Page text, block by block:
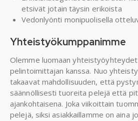
etsivät jotain täysin erikoista
Vedonlyönti monipuolisella
Yhteistyökumppanimme
Olemme luomaan
pelintoimittajan kanssa. Nuo
takaavat mahdollisuuden, että
säännöllisesti tuoreita pelejä että
ajankohtaisena. Joka viikoittain
pelejä, siksi asiakkaillamme on aina